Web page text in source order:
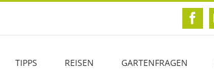
TIPPS REISEN GARTENFRAGEN